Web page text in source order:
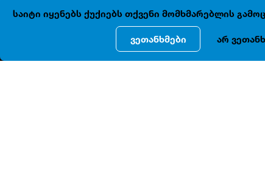
საიტი იყენებს ქუქიებს თქვენი მომხმარებლის
ვეთანხმები არ